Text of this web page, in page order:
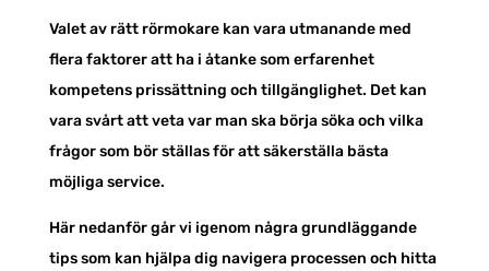
Valet av rätt rörmokare kan vara utmanande med
flera faktorer att ha i åtanke som erfarenhet
kompetens prissättning och tillgänglighet. Det kan
vara svårt att veta var man ska börja söka och vilka
frågor som bör ställas för att säkerställa bästa
möjliga service.
Här nedanför går vi igenom några grundläggande
tips som kan hjälpa dig navigera processen och hitta